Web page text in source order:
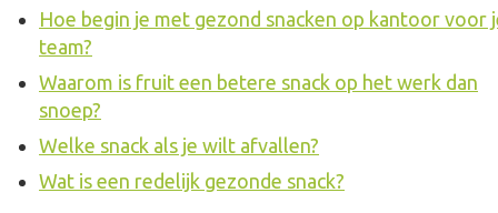
Hoe begin je met gezond snacken op kantoor voor
team?
Waarom is fruit een betere snack op het werk dan
snoep?
Welke snack als je wilt afvallen?
Wat is een redelijk gezonde snack?